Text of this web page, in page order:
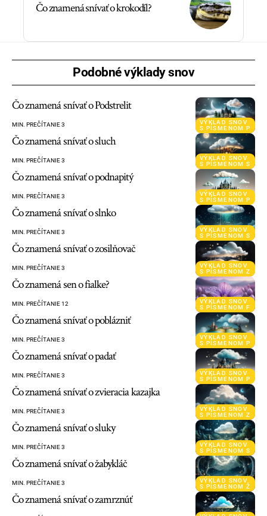
Čo znamená snívať o krokodíl?
Podobné výklady snov
VÝKLAD SNOV
S PÍSMENOM P
Čo znamená snívať o Podstrelit
MIN. PREČÍTANIE 3
VÝKLAD SNOV
S PÍSMENOM S
Čo znamená snívať o sluch
MIN. PREČÍTANIE 3
VÝKLAD SNOV
S PÍSMENOM P
Čo znamená snívať o podnapitý
MIN. PREČÍTANIE 3
VÝKLAD SNOV
S PÍSMENOM S
Čo znamená snívať o slnko
MIN. PREČÍTANIE 3
VÝKLAD SNOV
S PÍSMENOM Z
Čo znamená snívať o zosilňovač
MIN. PREČÍTANIE 3
VÝKLAD SNOV
S PÍSMENOM F
Čo znamená sen o fialke?
MIN. PREČÍTANIE 12
VÝKLAD SNOV
S PÍSMENOM P
Čo znamená snívať o poblázniť
MIN. PREČÍTANIE 3
VÝKLAD SNOV
S PÍSMENOM P
Čo znamená snívať o padať
MIN. PREČÍTANIE 3
VÝKLAD SNOV
S PÍSMENOM Z
Čo znamená snívať o zvieracia kazajka
MIN. PREČÍTANIE 3
VÝKLAD SNOV
S PÍSMENOM S
Čo znamená snívať o sluky
MIN. PREČÍTANIE 3
VÝKLAD SNOV
S PÍSMENOM Ž
Čo znamená snívať o žabykláč
MIN. PREČÍTANIE 3
Čo znamená snívať o zamrznúť